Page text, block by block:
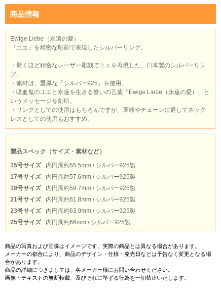
ユエ アクリルアートボード
¥6,050（税込）
オル
¥4,620（税込）
¥4,620（税込）
ユエ フルグラフィックTシ
ャツ ver2.0
¥6,600（税込）
商品情報
Ewige Liebe（永遠の愛）。
『ユエ』を精密な彫刻で表現したシルバーリング。
・驚くほど精密なレーザー彫刻でユエを再現した、日本製のシルバーリン
グ。
・素材は、重厚な『シルバー925』を使用。
・吸血鬼のユエと永遠を生きる誓いの言葉「Ewige Liebe（永遠の愛）」と
いうメッセージを刻印。
・リングとしての使用はもちろんですが、革紐やチェーンに通してネック
レスとしての使用もおすすめ。
製品スペック（サイズ・素材など）
15号サイズ
内円周約55.5mm / シルバー925製
17号サイズ
内円周約57.6mm / シルバー925製
19号サイズ
内円周約59.7mm / シルバー925製
21号サイズ
内円周約61.8mm / シルバー925製
23号サイズ
内円周約63.9mm / シルバー925製
25号サイズ
内円周約66mm / シルバー925製
商品の写真および画像はイメージです。実際の商品とは異なる場合があります。
メーカーの都合により、商品のデザイン・仕様・発売日などは予告なく変更となる場
合があります。
商品の詳細につきましては、各メーカー様にお問い合わせください。
画像・テキストの無断転載、及びそれに準ずる行為を一切禁止いたします。